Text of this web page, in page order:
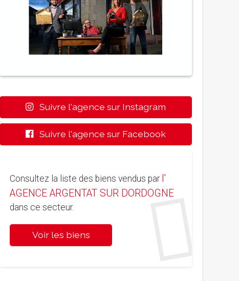
Suivre l'agence sur Instagram
Suivre l'agence sur Facebook
Consultez la liste des biens vendus par l'
AGENCE ARGENTAT SUR DORDOGNE
dans ce secteur.
Voir les biens